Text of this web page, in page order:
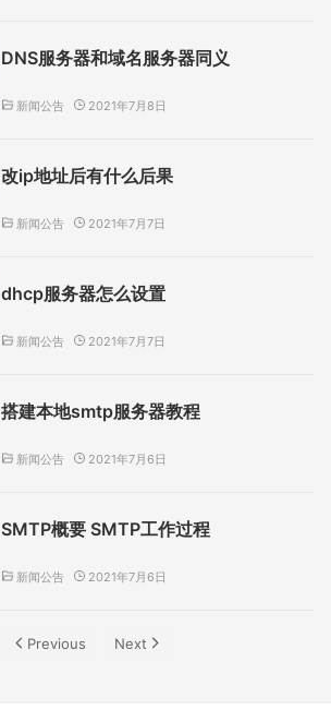
DNS服务器和域名服务器同义
新闻公告 2021年7月8日
改ip地址后有什么后果
新闻公告 2021年7月7日
dhcp服务器怎么设置
新闻公告 2021年7月7日
搭建本地smtp服务器教程
新闻公告 2021年7月6日
SMTP概要 SMTP工作过程
新闻公告 2021年7月6日
Previous Next